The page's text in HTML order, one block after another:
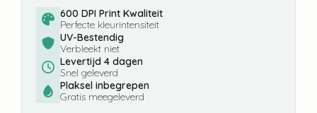
600 DPI Print Kwaliteit
Perfecte kleurintensiteit
UV-Bestendig
Verbleekt niet
Levertijd 4 dagen
Snel geleverd
Plaksel inbegrepen
Gratis meegeleverd